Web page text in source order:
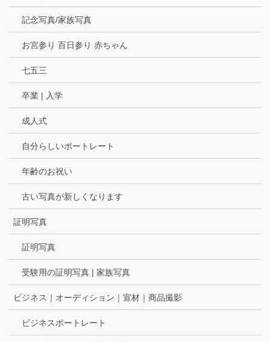
記念写真/家族写真
お宮参り 百日参り 赤ちゃん
七五三
卒業 | 入学
成人式
自分らしいポートレート
年齢のお祝い
古い写真が新しくなります
証明写真
証明写真
受験用の証明写真 | 家族写真
ビジネス｜オーディション｜宣材｜商品撮影
ビジネスポートレート